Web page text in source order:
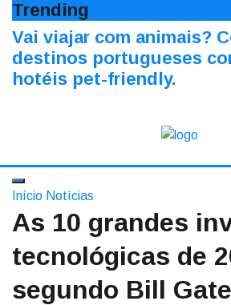
Trending
Vai viajar com animais?
destinos portugueses
hotéis pet-friendly.
Início Notícias
As 10 grandes
tecnológicas de
segundo Bill